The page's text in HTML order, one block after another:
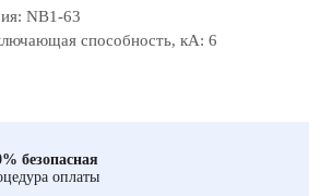
NB1-63
способность, кА: 6
безопасная
оплаты